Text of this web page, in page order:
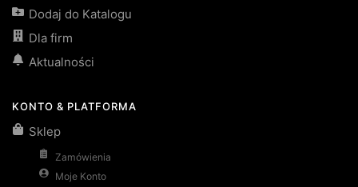
Dodaj do Katalogu
Dla firm
Aktualności
KONTO & PLATFORMA
Sklep
Zamówienia
Moje Konto